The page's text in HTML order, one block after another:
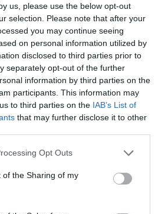
us, please use the below opt-out
selection. Please note that after your
you may continue seeing
on personal information utilized by
disclosed to third parties prior to
separately opt-out of the further
information by third parties on the
participants. This information may
to third parties on the IAB’s List of
that may further disclose it to other
Opt Outs
of the Sharing of my
creixerà